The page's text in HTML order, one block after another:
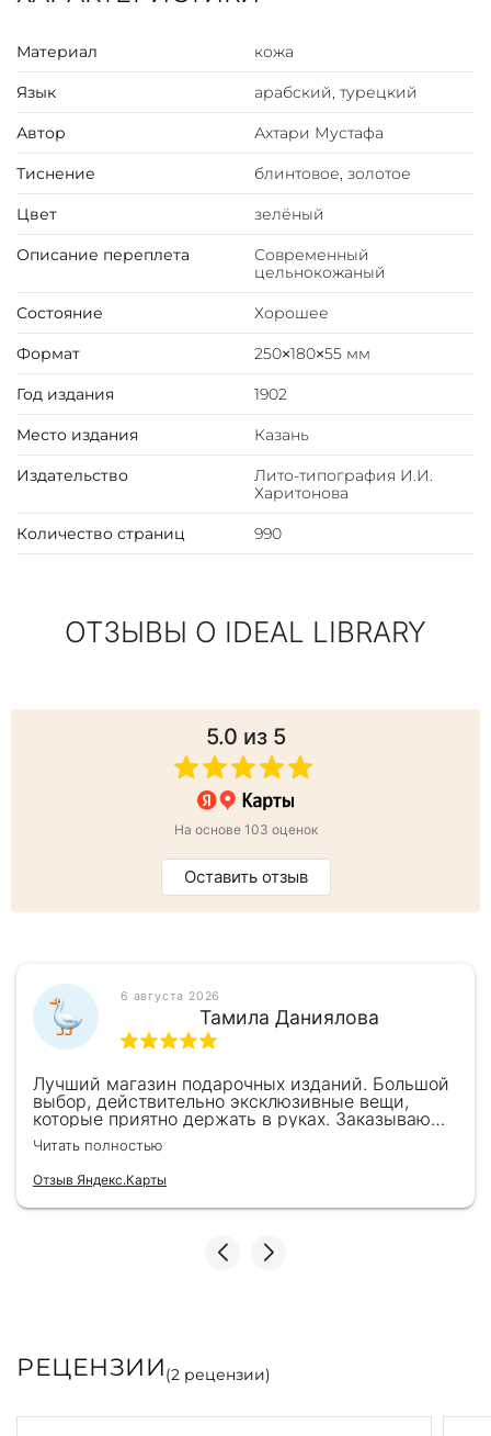
Материал кожа
Язык арабский, турецкий
Автор Ахтари Мустафа
Тиснение блинтовое, золотое
Цвет зелёный
Описание переплета
Современный
цельнокожаный
Состояние Хорошее
Формат 250×180×55 мм
Год издания 1902
Место издания Казань
Издательство
Лито-типография И.И.
Харитонова
Количество страниц 990
ОТЗЫВЫ О IDEAL LIBRARY
5.0 из 5
На основе 103 оценок
Оставить отзыв
6 августа 2026
Тамила Даниялова
Лучший магазин подарочных изданий. Большой
выбор, действительно эксклюзивные вещи,
которые приятно держать в руках. Заказываю
здесь уже второй раз для бизнес-партнеров,
всегда всё безупречно — от общения с
консультантами до качества самих книг.
Однозначно рекомендую
Читать полностью
Отзыв Яндекс.Карты
РЕЦЕНЗИИ(2 рецензии)